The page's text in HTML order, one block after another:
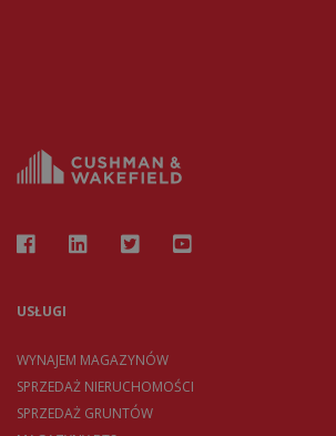
USŁUGI
WYNAJEM MAGAZYNÓW
SPRZEDAŻ NIERUCHOMOŚCI
SPRZEDAŻ GRUNTÓW